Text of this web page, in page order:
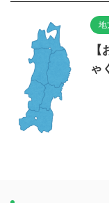
地
ゃ